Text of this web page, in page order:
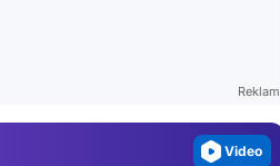
Reklam
Video